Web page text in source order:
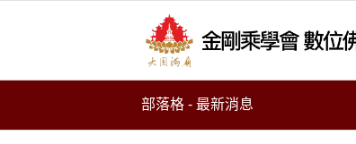
部落格 - 最新消息